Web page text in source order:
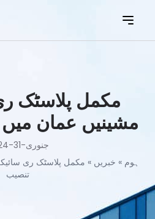
مکمل پلاسٹک
مشینیں عمان
جنوری-31-2024
ہوم » خبریں » مکمل پلاسٹک ری
تنصیب